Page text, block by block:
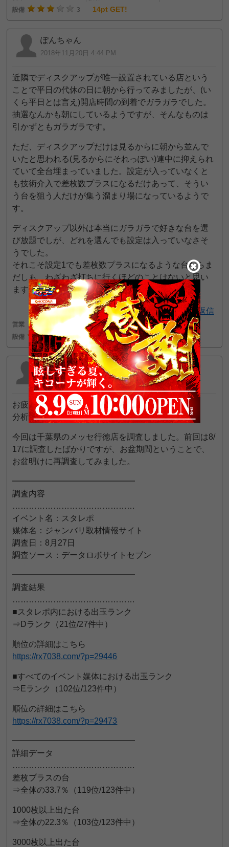
設備
3 14pt GET!
ぽんちゃん
2018年11月20日 4:44 PM
近隣でディスクアップが唯一設置されている店という
ことで平日の代休の日に朝から行ってみましたが、(い
くら平日とは言え)開店時間の到着でガラガラでした。
抽選なんかも朝にしているようですが、そんなものは
引かずともガラガラです。
ただ、ディスクアップだけは見るからに朝から並んで
いたと思われる(見るからにそれっぽい)連中に抑えられ
ていて全台埋まっていました。設定が入っていなくと
も技術介入で差枚数プラスになるだけあって、そうい
う台を狙う人だけが集う溜まり場になっているようで
す。
ディスクアップ以外は本当にガラガラで好きな台を選
び放題でしが、どれを選んでも設定は入っていなさそ
うでした。
それこそ設定1でも差枚数プラスになるような台ならま
だしも、わざわざ打ちに行くほどのことはないと思い
ます。
1 返信
営業 接客
2
設備
2
SHOW (ランキング不参加)
2018年8月29日 11:21 PM
お疲れ様です。
分析屋のSHOWです。
今回は千葉県のメッセ行徳店を調査しました。前回は8/
17に調査したばかりですが、お盆期間ということで、
お盆明けに再調査してみました。
━━━━━━━━━━━━━━━
調査内容
………………………………………
イベント名：スタレポ
媒体名：ジャンバリ取材情報サイト
調査日：8月27日
調査ソース：データロボサイトセブン
━━━━━━━━━━━━━━━
調査結果
………………………………………
■スタレポ内における出玉ランク
⇒Dランク（21位/27件中）
順位の詳細はこちら
https://rx7038.com/?p=29446
■すべてのイベント媒体における出玉ランク
⇒Eランク（102位/123件中）
順位の詳細はこちら
https://rx7038.com/?p=29473
━━━━━━━━━━━━━━━
詳細データ
………………………………………
差枚プラスの台
⇒全体の33.7％（119位/123件中）
1000枚以上出た台
⇒全体の22.3％（103位/123件中）
3000枚以上出た台